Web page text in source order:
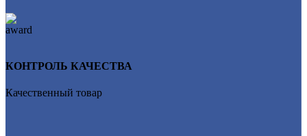
КОНТРОЛЬ КАЧЕСТВА
Качественный товар